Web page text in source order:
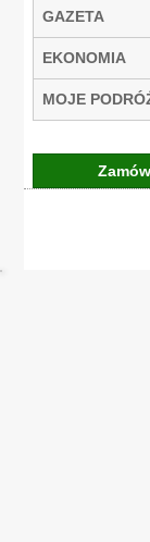
GAZETA
EKONOMIA
MOJE